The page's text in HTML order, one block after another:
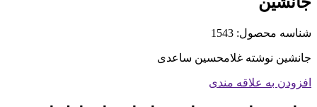
شناسه محصول: 1543
جانشین نوشته غلامحسین ساعدی
افزودن به علاقه مندی